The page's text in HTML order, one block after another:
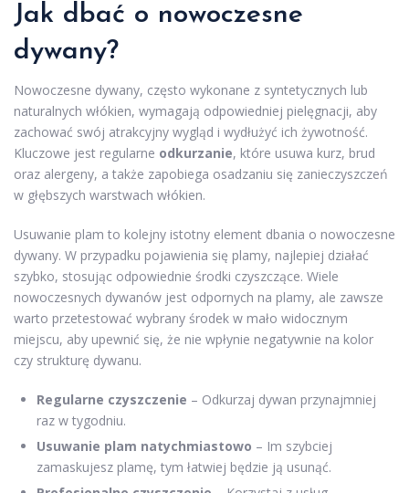
Jak dbać o nowoczesne
dywany?
Nowoczesne dywany, często wykonane z syntetycznych lub
naturalnych włókien, wymagają odpowiedniej pielęgnacji, aby
zachować swój atrakcyjny wygląd i wydłużyć ich żywotność.
Kluczowe jest regularne odkurzanie, które usuwa kurz, brud
oraz alergeny, a także zapobiega osadzaniu się zanieczyszczeń
w głębszych warstwach włókien.
Usuwanie plam to kolejny istotny element dbania o nowoczesne
dywany. W przypadku pojawienia się plamy, najlepiej działać
szybko, stosując odpowiednie środki czyszczące. Wiele
nowoczesnych dywanów jest odpornych na plamy, ale zawsze
warto przetestować wybrany środek w mało widocznym
miejscu, aby upewnić się, że nie wpłynie negatywnie na kolor
czy strukturę dywanu.
Regularne czyszczenie – Odkurzaj dywan przynajmniej
raz w tygodniu.
Usuwanie plam natychmiastowo – Im szybciej
zamaskujesz plamę, tym łatwiej będzie ją usunąć.